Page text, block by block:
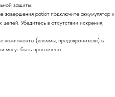
защиты.
завершения работ подключите аккумулятор и
Убедитесь в отсутствии искрения,
компоненты (клеммы, предохранители) в
могут быть проглочены.